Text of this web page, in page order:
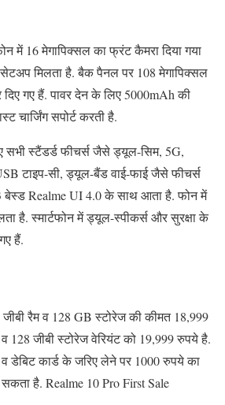
में 16 मेगापिक्सल का फ्रंट कैमरा दिया गया
मिलता है. बैक पैनल पर 108 मेगापिक्सल
गए हैं. पावर देन के लिए 5000mAh की
चार्जिंग सपोर्ट करती है.
सभी स्टैंडर्ड फीचर्स जैसे ड्यूल-सिम, 5G,
टाइप-सी, ड्यूल-बैंड वाई-फाई जैसे फीचर्स
बेस्ड Realme UI 4.0 के साथ आता है. फोन में
है. स्मार्टफोन में ड्यूल-स्पीकर्स और सुरक्षा के
हैं.
रैम व 128 GB स्टोरेज की कीमत 18,999
128 जीबी स्टोरेज वेरियंट को 19,999 रुपये है.
कार्ड के जरिए लेने पर 1000 रुपये का
है. Realme 10 Pro First Sale